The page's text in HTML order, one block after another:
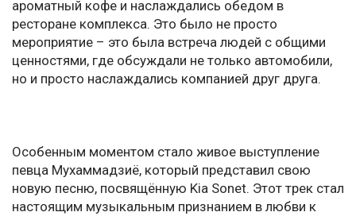
ароматный кофе и наслаждались обедом в
ресторане комплекса. Это было не просто
мероприятие – это была встреча людей с общими
ценностями, где обсуждали не только автомобили,
но и просто наслаждались компанией друг друга.
Особенным моментом стало живое выступление
певца Мухаммадзиё, который представил свою
новую песню, посвящённую Kia Sonet. Этот трек стал
настоящим музыкальным признанием в любви к